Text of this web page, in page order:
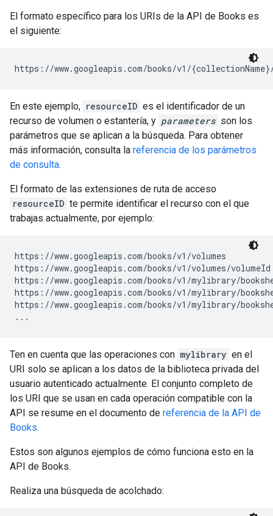
El formato específico para los URIs de la API de Books es
el siguiente:
https://www.googleapis.com/books/v1/
En este ejemplo, resourceID es el identificador de un
recurso de volumen o estantería, y parameters son los
parámetros que se aplican a la búsqueda. Para obtener
más información, consulta la referencia de los parámetros
de consulta.
El formato de las extensiones de ruta de acceso
resourceID te permite identificar el recurso con el que
trabajas actualmente, por ejemplo:
https://www.googleapis.com/books/v1/volumes
https://www.googleapis.com/books/v1/volumes/volumeId
https://www.googleapis.com/books/v1/mylibrary/
https://www.googleapis.com/books/v1/mylibrary/
https://www.googleapis.com/books/v1/mylibrary/
...
Ten en cuenta que las operaciones con mylibrary en el
URI solo se aplican a los datos de la biblioteca privada del
usuario autenticado actualmente. El conjunto completo de
los URI que se usan en cada operación compatible con la
API se resume en el documento de referencia de la API de
Books.
Estos son algunos ejemplos de cómo funciona esto en la
API de Books.
Realiza una búsqueda de acolchado: